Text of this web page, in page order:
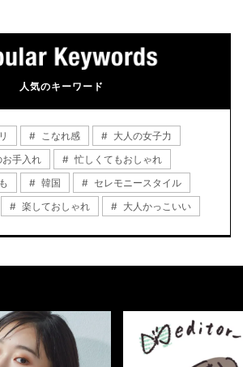
人気のキーワード
こなれ感
大人の女子力
お手入れ
忙しくてもおしゃれ
韓国
セレモニースタイル
楽しておしゃれ 大人かっこいい